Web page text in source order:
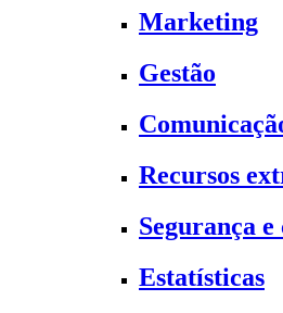
Marketing
Gestão
Recursos
Segurança
Estatísticas